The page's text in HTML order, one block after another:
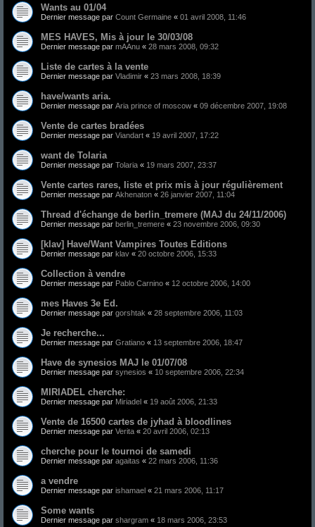
Wants au 01/04
Dernier message par Count Germaine « 01 avril 2008, 11:46
MES HAVES, Mis à jour le 30/03/08
Dernier message par mAAnu « 28 mars 2008, 09:32
Liste de cartes à la vente
Dernier message par Vladimir « 23 mars 2008, 18:39
have/wants aria.
Dernier message par Aria prince of moscow « 09 décembre 2007, 19:08
Vente de cartes bradées
Dernier message par Viandart « 19 avril 2007, 17:22
want de Tolaria
Dernier message par Tolaria « 19 mars 2007, 23:37
Vente cartes rares, liste et prix mis à jour régulièrement
Dernier message par Akhenaton « 26 janvier 2007, 11:04
Thread d'échange de berlin_tremere (MAJ du 24/11/2006)
Dernier message par berlin_tremere « 23 novembre 2006, 09:30
[klav] Have/Want Vampires Toutes Editions
Dernier message par klav « 20 octobre 2006, 15:33
Collection à vendre
Dernier message par Pablo Carnino « 12 octobre 2006, 14:00
mes Haves 3e Ed.
Dernier message par gorshtak « 28 septembre 2006, 11:03
Je recherche...
Dernier message par Gratiano « 13 septembre 2006, 18:47
Have de synesios MAJ le 01/07/08
Dernier message par synesios « 10 septembre 2006, 22:34
MIRIADEL cherche:
Dernier message par Miriadel « 19 août 2006, 21:33
Vente de 16500 cartes de jyhad à bloodlines
Dernier message par Verita « 20 avril 2006, 02:13
cherche pour le tournoi de samedi
Dernier message par agaitas « 22 mars 2006, 11:36
a vendre
Dernier message par ishamael « 21 mars 2006, 11:17
Some wants
Dernier message par shargram « 18 mars 2006, 23:53